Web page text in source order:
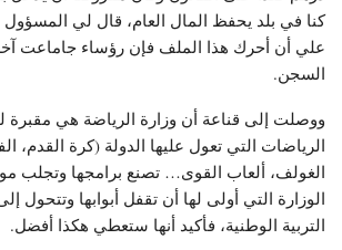
كنا في بلد يحفظ المال العام، قال لي المسؤول
علي أن أحرك هذا الملف فإن رؤساء جاماعت
السجن.
ووصلت إلى قناعة أن وزارة الرياضة هي مقبرة
الرياضات التي تعول عليها الدولة (كرة القدم،
الغولف، ألعاب القوى… تصنع برامجها وتجلب
الوزارة التي أولى لها أن تقفل أبوابها وتتحول
التربية الوطنية، فأكيد أنها ستعطي هكذا أفضل.